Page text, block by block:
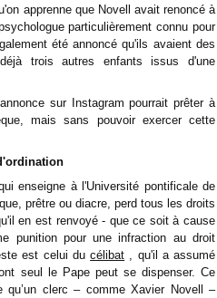
apprenne que Novell avait renoncé à
particulièrement connu pour
été annoncé qu'ils avaient des
trois autres enfants issus d'une
sur Instagram pourrait prêter à
mais sans pouvoir exercer cette
enseigne à l'Université pontificale de
prêtre ou diacre, perd tous les droits
en est renvoyé - que ce soit à cause
punition pour une infraction au droit
est celui ducélibat , qu'il a assumé
seul le Pape peut se dispenser. Ce
qu’un clerc – comme Xavier Novell –